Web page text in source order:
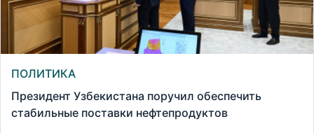
ПОЛИТИКА
Президент Узбекистана поручил обеспечить
стабильные поставки нефтепродуктов